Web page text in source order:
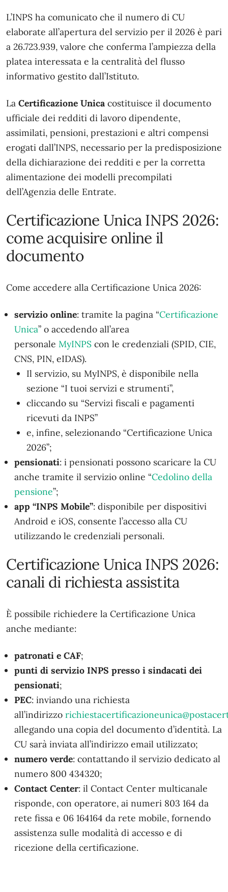
L’INPS ha comunicato che il numero di CU
elaborate all’apertura del servizio per il 2026 è pari
a 26.723.939, valore che conferma l’ampiezza della
platea interessata e la centralità del flusso
informativo gestito dall’Istituto.
La Certificazione Unica costituisce il documento
ufficiale dei redditi di lavoro dipendente,
assimilati, pensioni, prestazioni e altri compensi
erogati dall’INPS, necessario per la predisposizione
della dichiarazione dei redditi e per la corretta
alimentazione dei modelli precompilati
dell’Agenzia delle Entrate.
Certificazione Unica INPS 2026:
come acquisire online il
documento
Come accedere alla Certificazione Unica 2026:
servizio online: tramite la pagina “Certificazione
Unica” o accedendo all’area
personale MyINPS con le credenziali (SPID, CIE,
CNS, PIN, eIDAS).
Il servizio, su MyINPS, è disponibile nella
sezione “I tuoi servizi e strumenti”,
cliccando su “Servizi fiscali e pagamenti
ricevuti da INPS”
e, infine, selezionando “Certificazione Unica
2026”;
pensionati: i pensionati possono scaricare la CU
anche tramite il servizio online “Cedolino della
pensione”;
app “INPS Mobile”: disponibile per dispositivi
Android e iOS, consente l’accesso alla CU
utilizzando le credenziali personali.
Certificazione Unica INPS 2026:
canali di richiesta assistita
È possibile richiedere la Certificazione Unica
anche mediante:
patronati e CAF;
punti di servizio INPS presso i sindacati dei
pensionati;
PEC: inviando una richiesta
all’indirizzo
allegando una copia del documento d’identità. La
CU sarà inviata all’indirizzo email utilizzato;
numero verde: contattando il servizio dedicato al
numero 800 434320;
Contact Center: il Contact Center multicanale
risponde, con operatore, ai numeri 803 164 da
rete fissa e 06 164164 da rete mobile, fornendo
assistenza sulle modalità di accesso e di
ricezione della certificazione.